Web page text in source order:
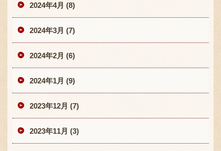
2024年4月 (8)
2024年3月 (7)
2024年2月 (6)
2024年1月 (9)
2023年12月 (7)
2023年11月 (3)